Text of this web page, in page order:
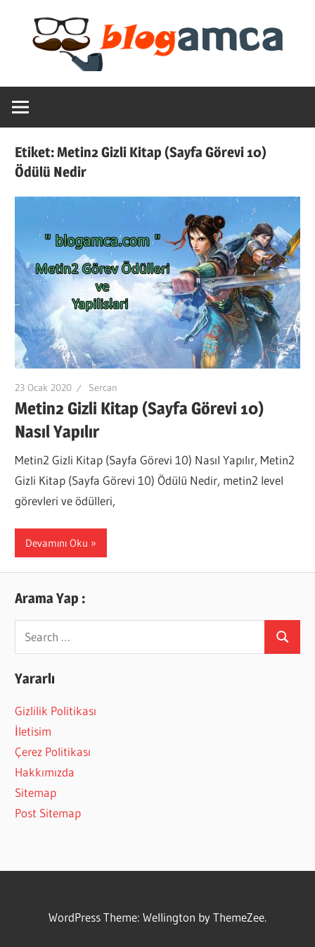
content
Blogamca
2025
Haber,
Blogların
Amcası
Etiket:Metin2 Gizli Kitap (Sayfa Görevi 10)
Ödülü Nedir
23 Ocak 2020 Sercan
Metin2 Gizli Kitap (Sayfa Görevi 10)
Nasıl Yapılır
Metin2 Gizli Kitap (Sayfa Görevi 10) Nasıl Yapılır, Metin2
Gizli Kitap (Sayfa Görevi 10) Ödülü Nedir, metin2 level
görevleri ve ödülleri,
Devamını Oku
Arama Yap :
Search
for:
Search
Yararlı
Gizlilik Politikası
İletisim
Çerez Politikası
Hakkımızda
Sitemap
Post Sitemap
WordPress Theme: Wellington by ThemeZee.